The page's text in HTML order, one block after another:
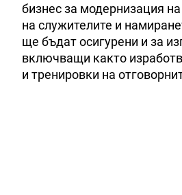
бизнес за модернизация
на служителите и
ще бъдат осигурени и за
включващи както
и тренировки на